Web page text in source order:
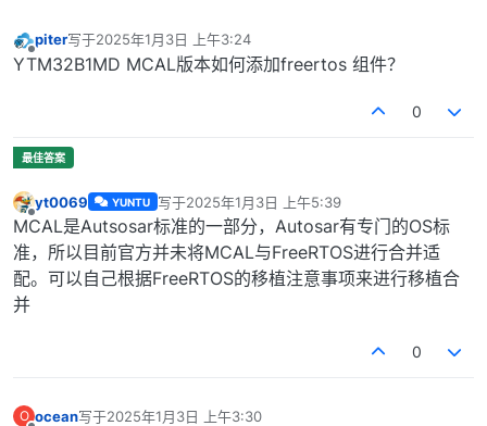
离线
piter写于2025年1月3日 上午3:24
最后由 编辑
YTM32B1MD MCAL版本如何添加freertos 组件？
0
离线
yt0069 YUNTU 写于2025年1月3日 上午5:39
最后由 编辑
MCAL是Autsosar标准的一部分，Autosar有专门的OS标
准，所以目前官方并未将MCAL与FreeRTOS进行合并适
配。可以自己根据FreeRTOS的移植注意事项来进行移植合
并
0
O ocean写于2025年1月3日 上午3:30